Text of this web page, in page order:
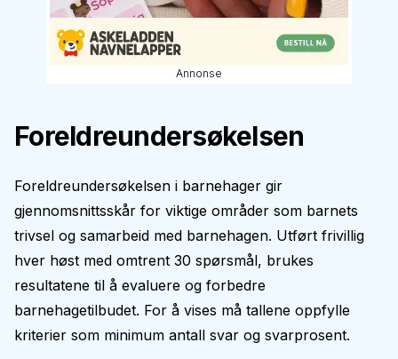
Annonse
Foreldreundersøkelsen
Foreldreundersøkelsen i barnehager gir
gjennomsnittsskår for viktige områder som barnets
trivsel og samarbeid med barnehagen. Utført frivillig
hver høst med omtrent 30 spørsmål, brukes
resultatene til å evaluere og forbedre
barnehagetilbudet. For å vises må tallene oppfylle
kriterier som minimum antall svar og svarprosent.